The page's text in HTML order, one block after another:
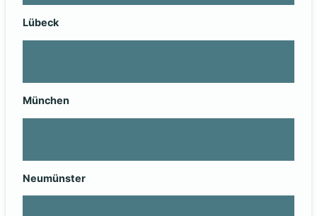
Lübeck
München
Neumünster